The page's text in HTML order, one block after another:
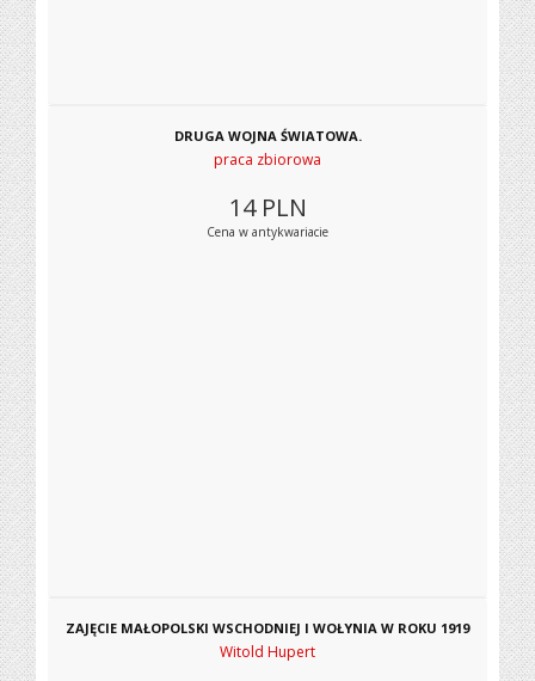
DRUGA WOJNA ŚWIATOWA.
praca zbiorowa
14 PLN
Cena w antykwariacie
ZAJĘCIE MAŁOPOLSKI WSCHODNIEJ I WOŁYNIA W ROKU 1919
Witold Hupert